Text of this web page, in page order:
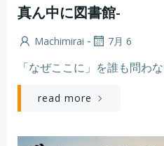
真ん中に図書館-
Machimirai - 7月 6
「なぜここに」を誰も問わ
read more